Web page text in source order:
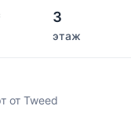
3
этаж
от Tweed